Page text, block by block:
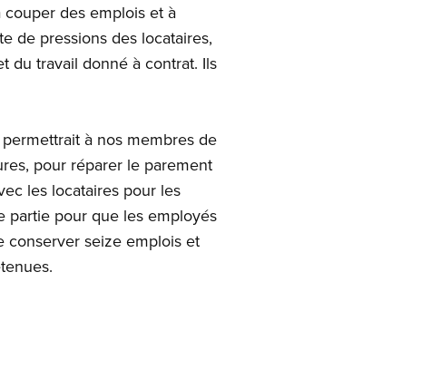
des emplois et à
de pressions des locataires,
du travail donné à contrat. Ils
à nos membres de
pour réparer le parement
les locataires pour les
partie pour que les employés
conserver seize emplois et